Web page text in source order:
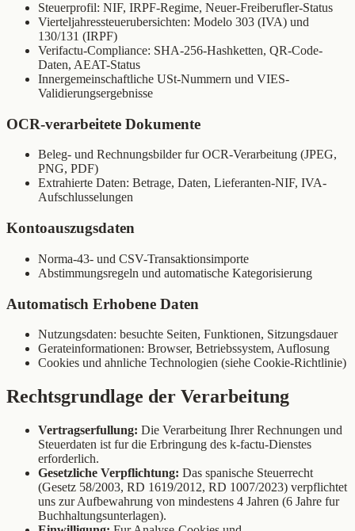
Steuerprofil: NIF, IRPF-Regime, Neuer-Freiberufler-Status
Vierteljahressteuerubersichten: Modelo 303 (IVA) und
130/131 (IRPF)
Verifactu-Compliance: SHA-256-Hashketten, QR-Code-
Daten, AEAT-Status
Innergemeinschaftliche USt-Nummern und VIES-
Validierungsergebnisse
OCR-verarbeitete Dokumente
Beleg- und Rechnungsbilder fur OCR-Verarbeitung (JPEG,
PNG, PDF)
Extrahierte Daten: Betrage, Daten, Lieferanten-NIF, IVA-
Aufschlusselungen
Kontoauszugsdaten
Norma-43- und CSV-Transaktionsimporte
Abstimmungsregeln und automatische Kategorisierung
Automatisch Erhobene Daten
Nutzungsdaten: besuchte Seiten, Funktionen, Sitzungsdauer
Gerateinformationen: Browser, Betriebssystem, Auflosung
Cookies und ahnliche Technologien (siehe Cookie-Richtlinie)
Rechtsgrundlage der Verarbeitung
Vertragserfullung: Die Verarbeitung Ihrer Rechnungen und
Steuerdaten ist fur die Erbringung des k-factu-Dienstes
erforderlich.
Gesetzliche Verpflichtung: Das spanische Steuerrecht
(Gesetz 58/2003, RD 1619/2012, RD 1007/2023) verpflichtet
uns zur Aufbewahrung von mindestens 4 Jahren (6 Jahre fur
Buchhaltungsunterlagen).